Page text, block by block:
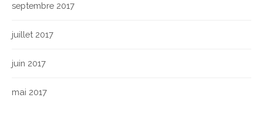
septembre 2017
juillet 2017
juin 2017
mai 2017